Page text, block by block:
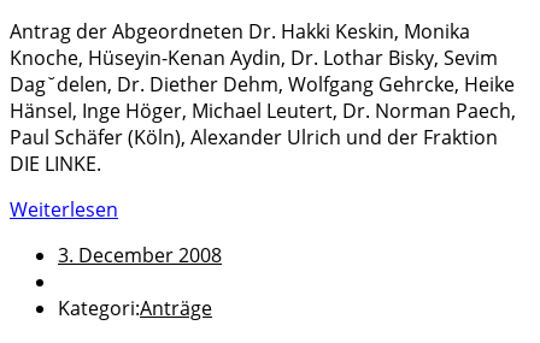
Antrag der Abgeordneten Dr. Hakki Keskin, Monika
Knoche, Hüseyin-Kenan Aydin, Dr. Lothar Bisky, Sevim
Dag˘delen, Dr. Diether Dehm, Wolfgang Gehrcke, Heike
Hänsel, Inge Höger, Michael Leutert, Dr. Norman Paech,
Paul Schäfer (Köln), Alexander Ulrich und der Fraktion
DIE LINKE.
Weiterlesen
3. December 2008
Kategori:Anträge